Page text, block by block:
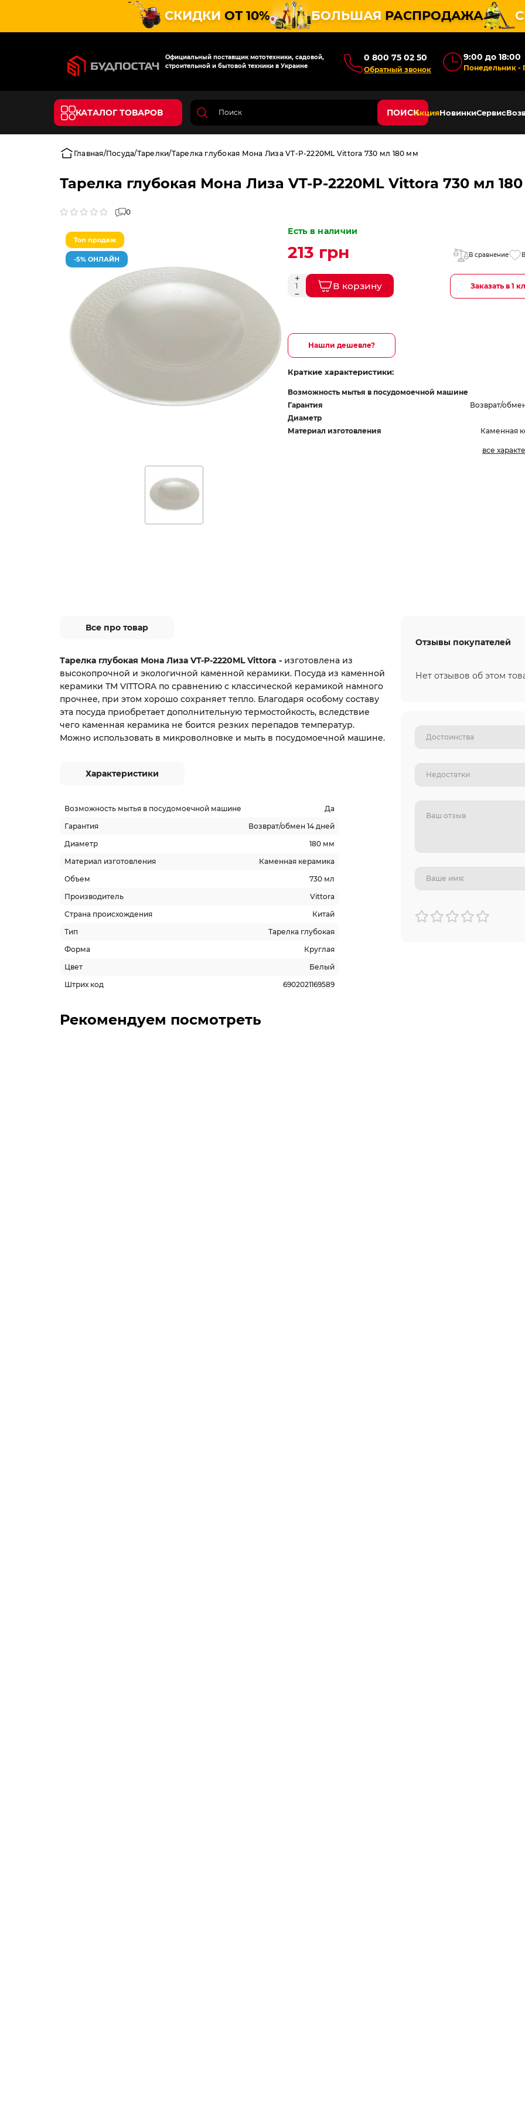
СКИДКИ ОТ 10% БОЛЬШАЯ РАСПРОДАЖА
Официальный поставщик мототехники, садовой,
строительной и бытовой техники в Украине
0 800 75 02 50
Обратный звонок
9:00 до 18:00
Понедельник -
КАТАЛОГ ТОВАРОВ ПОИСКАкцияНовинкиСервис
Главная Посуда Тарелки Тарелка глубокая Мона Лиза VT-P-2220ML Vittora 730 мл 180 мм
Тарелка глубокая Мона Лиза VT-P-2220ML Vittora 730 мл
0
Топ продаж
-5% ОНЛАЙН
Есть в наличии
213 грн В сравнение
В корзину Заказать в 1
Нашли дешевле?
Краткие характеристики:
Возможность мытья в посудомоечной машине
Гарантия
Возврат/
Диаметр
Материал изготовления
Каменная
все
Все про товар
Тарелка глубокая Мона Лиза VT-P-2220ML Vittora - изготовлена из
высокопрочной и экологичной каменной керамики. Посуда из каменной
керамики ТМ VITTORA по сравнению с классической керамикой намного
прочнее, при этом хорошо сохраняет тепло. Благодаря особому составу
эта посуда приобретает дополнительную термостойкость, вследствие
чего каменная керамика не боится резких перепадов температур.
Можно использовать в микроволновке и мыть в посудомоечной машине.
Характеристики
Возможность мытья в посудомоечной машине
Да
Гарантия
Возврат/обмен 14 дней
Диаметр
180 мм
Материал изготовления
Каменная керамика
Объем
730 мл
Производитель
Vittora
Страна происхождения
Китай
Тип
Тарелка глубокая
Форма
Круглая
Цвет
Белый
Штрих код
6902021169589
Отзывы покупателей
Нет отзывов об этом
Рекомендуем посмотреть